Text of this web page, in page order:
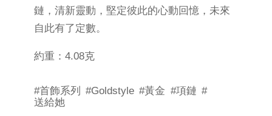
鏈，清新靈動，堅定彼此的心動回憶，未來
自此有了定數。
約重：4.08克
#首飾系列 #Goldstyle #黃金 #項鏈 #
送給她